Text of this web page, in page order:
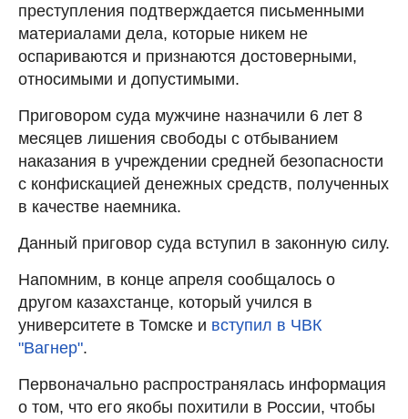
преступления подтверждается письменными
материалами дела, которые никем не
оспариваются и признаются достоверными,
относимыми и допустимыми.
Приговором суда мужчине назначили 6 лет 8
месяцев лишения свободы с отбыванием
наказания в учреждении средней безопасности
с конфискацией денежных средств, полученных
в качестве наемника.
Данный приговор суда вступил в законную силу.
Напомним, в конце апреля сообщалось о
другом казахстанце, который учился в
университете в Томске и вступил в ЧВК
"Вагнер".
Первоначально распространялась информация
о том, что его якобы похитили в России, чтобы